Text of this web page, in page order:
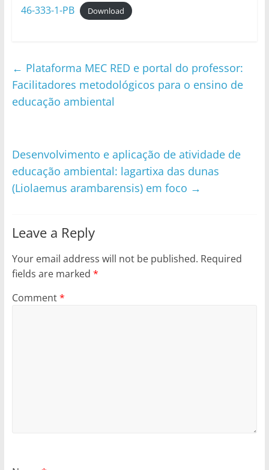
46-333-1-PB
Download
← Plataforma MEC RED e portal do professor:
Facilitadores metodológicos para o ensino de
educação ambiental
Desenvolvimento e aplicação de atividade de
educação ambiental: lagartixa das dunas
(Liolaemus arambarensis) em foco →
Leave a Reply
Your email address will not be published. Required
fields are marked *
Comment*